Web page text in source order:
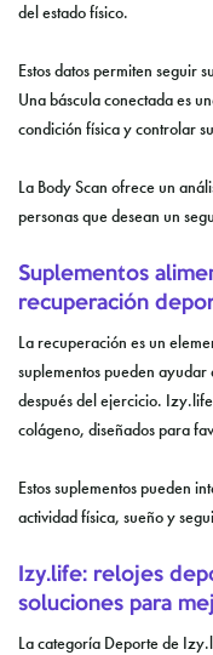
del estado físico.
Estos datos permiten seguir
Una báscula conectada es
condición física y controlar
La Body Scan ofrece un
personas que desean un
Suplementos
recuperación
La recuperación es un
suplementos pueden ayudar
después del ejercicio.
colágeno, diseñados para
Estos suplementos pueden
actividad física, sueño y
Izy.life: relojes
soluciones para
La categoría Deporte de